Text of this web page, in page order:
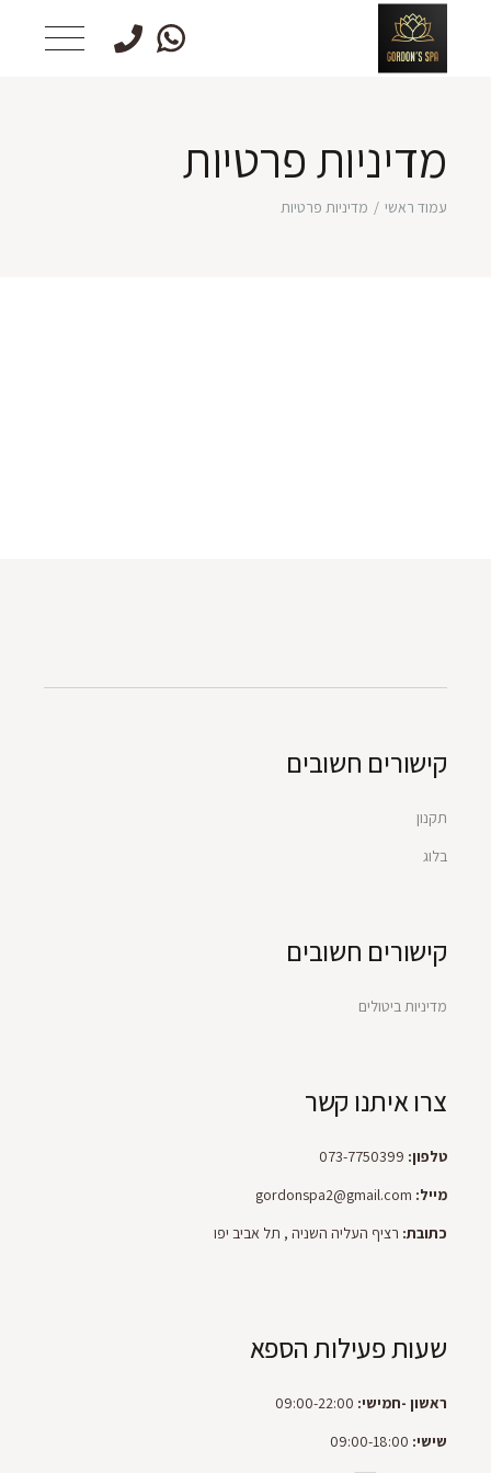
מדיניות פרטיות
עמוד ראשי מדיניות פרטיות
קישורים חשובים
תקנון
בלוג
קישורים חשובים
מדיניות ביטולים
צרו איתנו קשר
טלפון: 073-7750399
מייל:
כתובת: רציף העליה השניה , תל אביב יפו
שעות פעילות הספא
ראשון -חמישי: 09:00-22:00
שישי: